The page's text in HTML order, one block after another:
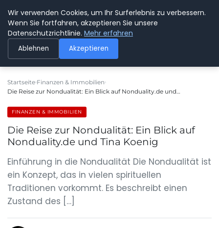
SPEDITION KUSS
Startseite Finanzen & Immobilien
Die Reise zur Nondualität: Ein Blick auf Nonduality.de und…
FINANZEN & IMMOBILIEN
Die Reise zur Nondualität: Ein Blick auf
Nonduality.de und Tina Koenig
Einführung in die Nondualität Die Nondualität ist
ein Konzept, das in vielen spirituellen
Traditionen vorkommt. Es beschreibt einen
Zustand des […]
Wir verwenden Cookies, um Ihr Surferlebnis zu verbessern.
Wenn Sie fortfahren, akzeptieren Sie unsere
Datenschutzrichtlinie. Mehr erfahren
Ablehnen Akzeptieren